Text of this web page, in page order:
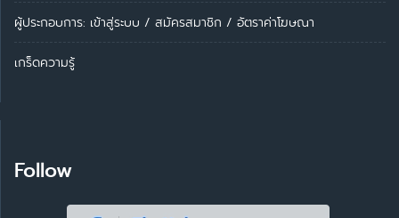
ผู้ประกอบการ: เข้าสู่ระบบ / สมัครสมาชิก / อัตราค่าโฆษณา
เกร็ดความรู้
Follow